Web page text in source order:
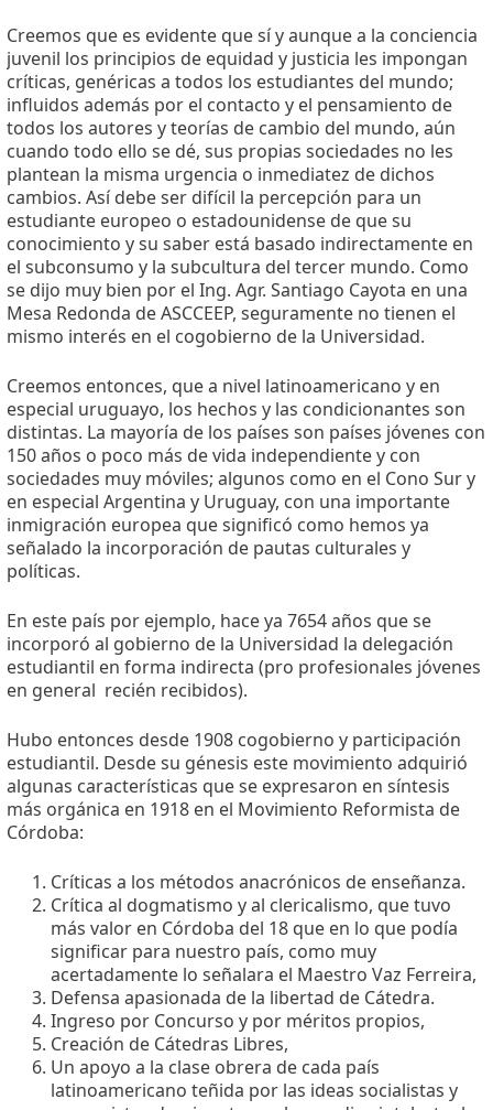
Creemos que es evidente que sí y aunque a la conciencia
juvenil los principios de equidad y justicia les impongan
críticas, genéricas a todos los estudiantes del mundo;
influidos además por el contacto y el pensamiento de
todos los autores y teorías de cambio del mundo, aún
cuando todo ello se dé, sus propias sociedades no les
plantean la misma urgencia o inmediatez de dichos
cambios. Así debe ser difícil la percepción para un
estudiante europeo o estadounidense de que su
conocimiento y su saber está basado indirectamente en
el subconsumo y la subcultura del tercer mundo. Como
se dijo muy bien por el Ing. Agr. Santiago Cayota en una
Mesa Redonda de ASCCEEP, seguramente no tienen el
mismo interés en el cogobierno de la Universidad.
Creemos entonces, que a nivel latinoamericano y en
especial uruguayo, los hechos y las condicionantes son
distintas. La mayoría de los países son países jóvenes con
150 años o poco más de vida independiente y con
sociedades muy móviles; algunos como en el Cono Sur y
en especial Argentina y Uruguay, con una importante
inmigración europea que significó como hemos ya
señalado la incorporación de pautas culturales y
políticas.
En este país por ejemplo, hace ya 7654 años que se
incorporó al gobierno de la Universidad la delegación
estudiantil en forma indirecta (pro profesionales jóvenes 
en general  recién recibidos).
Hubo entonces desde 1908 cogobierno y participación
estudiantil. Desde su génesis este movimiento adquirió
algunas características que se expresaron en síntesis
más orgánica en 1918 en el Movimiento Reformista de
Córdoba:
Críticas a los métodos anacrónicos de enseñanza.
Crítica al dogmatismo y al clericalismo, que tuvo
más valor en Córdoba del 18 que en lo que podía
significar para nuestro país, como muy
acertadamente lo señalara el Maestro Vaz Ferreira,
Defensa apasionada de la libertad de Cátedra.
Ingreso por Concurso y por méritos propios,
Creación de Cátedras Libres,
Un apoyo a la clase obrera de cada país
latinoamericano teñida por las ideas socialistas y